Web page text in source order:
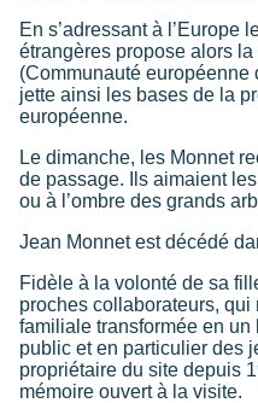
En s’adressant à l’Europe
étrangères propose alors
(Communauté européenne
jette ainsi les bases de la
européenne.
Le dimanche, les Monnet
de passage. Ils aimaient
ou à l’ombre des grands
Jean Monnet est décédé
Fidèle à la volonté de sa
proches collaborateurs,
familiale transformée en
public et en particulier des
propriétaire du site depuis
mémoire ouvert à la visite.